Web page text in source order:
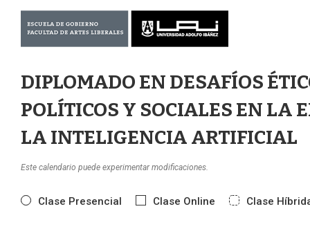
DIPLOMADO EN DESAFÍOS
POLÍTICOS Y SOCIALES EN LA
LA INTELIGENCIA ARTIFICIAL
Este calendario puede experimentar modificaciones.
Clase Presencial Clase Online Clase